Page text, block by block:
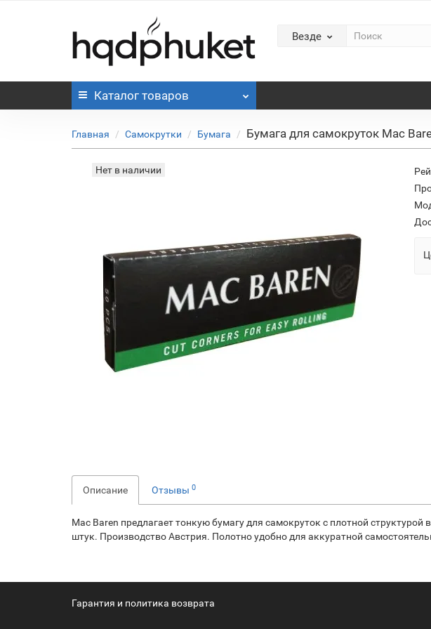
Везде
Каталог товаров
Главная Самокрутки Бумага Бумага для самокруток Mac
Нет в наличии
Описание Отзывы 0
Mac Baren предлагает тонкую бумагу для самокруток с плотной
штук. Производство Австрия. Полотно удобно для аккуратной
Гарантия и политика возврата